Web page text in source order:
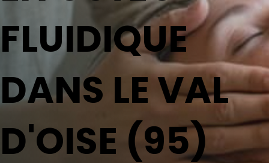
FLUIDIQUE
DANS LE VAL
D'OISE (95)